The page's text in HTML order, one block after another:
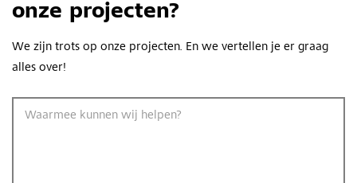
onze projecten?
We zijn trots op onze projecten. En we vertellen je er graag
alles over!
Waarmee kunnen wij helpen?